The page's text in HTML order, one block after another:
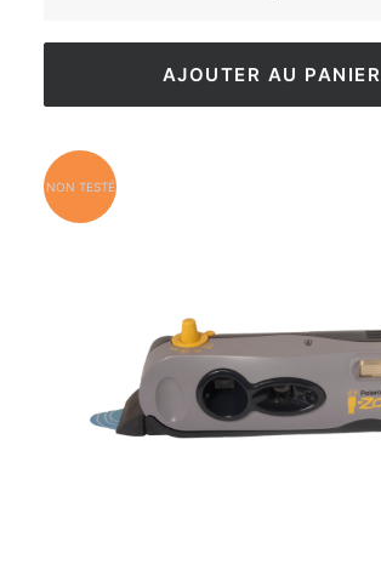
AJOUTER AU PANIER
NON TESTÉ